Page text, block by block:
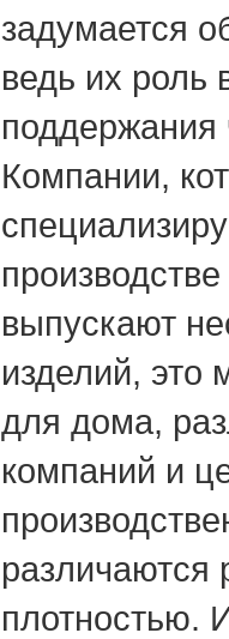
задумается
ведь их роль
поддержания
Компании,
выпускают
изделий,
для дома,
компаний и
различаются
плотностью.